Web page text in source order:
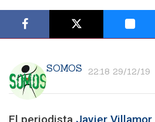
SOMOS 22:18 29/12/19